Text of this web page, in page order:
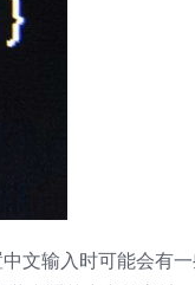
文输入时可能会有